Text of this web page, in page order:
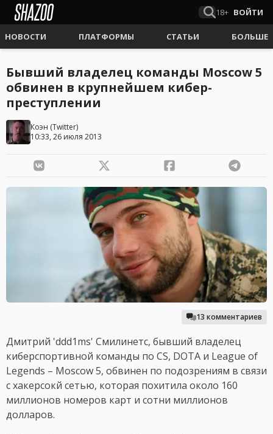
18+ ВОЙТИ
НОВОСТИ ПЛАТФОРМЫ СТАТЬИ БОЛЬШЕ
Бывший владелец команды Moscow 5
обвинен в крупнейшем кибер-
преступлении
Коэн (Twitter)
10:33, 26 июля 2013
13 комментариев
Дмитрий 'ddd1ms' Смилинетс, бывший владелец
киберспортивной команды по CS, DOTA и League of
Legends – Moscow 5, обвинен по подозрениям в связи
с хакерсокй сетью, которая похитила около 160
миллионов номеров карт и сотни миллионов
долларов.